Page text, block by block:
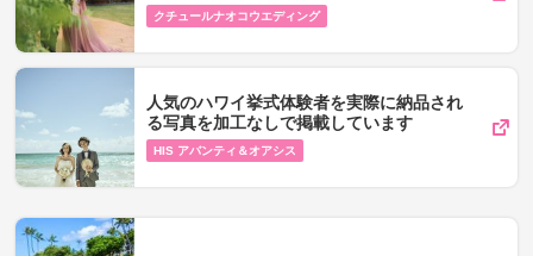
クチュールナオコウエディング
人気のハワイ挙式体験者を実際に納品され
る写真を加工なしで掲載しています
HIS アバンティ＆オアシス